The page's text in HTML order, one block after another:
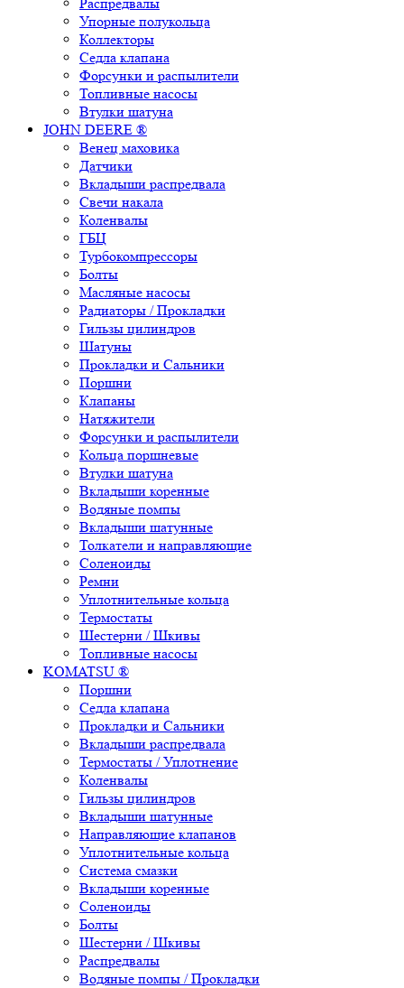
Упорные полукольца
Коллекторы
Седла клапана
Форсунки и распылители
Топливные насосы
Втулки шатуна
JOHN DEERE ®
Венец маховика
Датчики
Вкладыши распредвала
Свечи накала
Коленвалы
ГБЦ
Турбокомпрессоры
Болты
Масляные насосы
Радиаторы / Прокладки
Гильзы цилиндров
Шатуны
Прокладки и Сальники
Поршни
Клапаны
Натяжители
Форсунки и распылители
Кольца поршневые
Втулки шатуна
Вкладыши коренные
Водяные помпы
Вкладыши шатунные
Толкатели и направляющие
Соленоиды
Ремни
Уплотнительные кольца
Термостаты
Шестерни / Шкивы
Топливные насосы
KOMATSU ®
Поршни
Седла клапана
Прокладки и Сальники
Вкладыши распредвала
Термостаты / Уплотнение
Коленвалы
Гильзы цилиндров
Вкладыши шатунные
Направляющие клапанов
Уплотнительные кольца
Система смазки
Вкладыши коренные
Соленоиды
Болты
Шестерни / Шкивы
Распредвалы
Водяные помпы / Прокладки